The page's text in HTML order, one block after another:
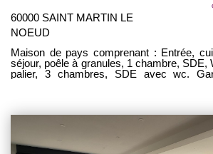
60000 SAINT MARTIN LE
NOEUD
Maison de pays comprenant : Entrée,
séjour, poêle à granules, 1 chambre, SDE,
palier, 3 chambres, SDE avec wc.